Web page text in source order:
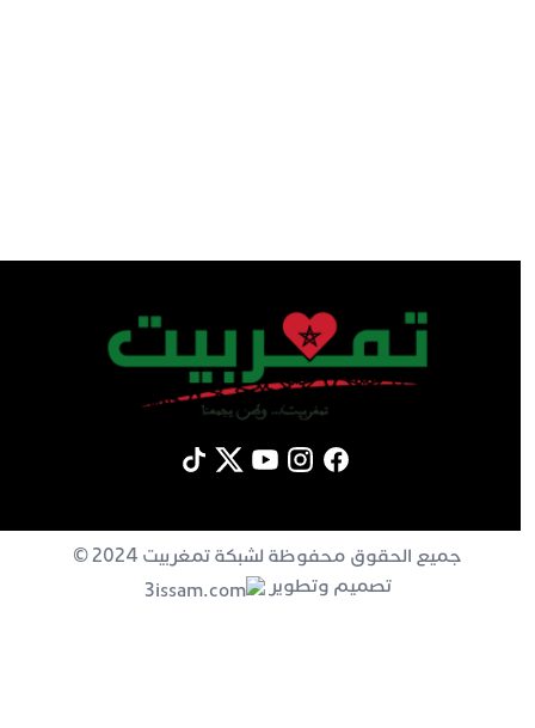
جميع الحقوق محفوظة لشبكة تمغربيت 2024 ©
تصميم وتطوير